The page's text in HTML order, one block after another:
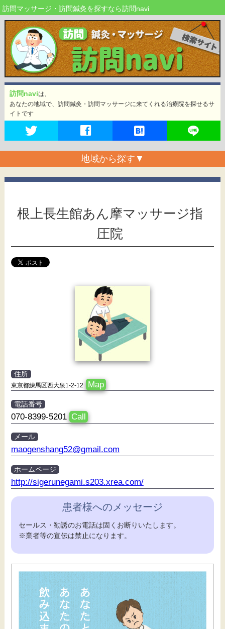
訪問マッサージ・訪問鍼灸を探すなら訪問navi
訪問naviは、
あなたの地域で、訪問鍼灸・訪問マッサージに来てくれる治療院を探せるサ
イトです
地域から探す ▼
根上長生館あん摩マッサージ指
圧院
住所
東京都練馬区西大泉1-2-12 Map
電話番号
070-8399-5201 Call
メール
maogenshang52@gmail.com
ホームページ
http://sigerunegami.s203.xrea.com/
患者様へのメッセージ
セールス・勧誘のお電話は固くお断りいたします。
※業者等の宣伝は禁止になります。